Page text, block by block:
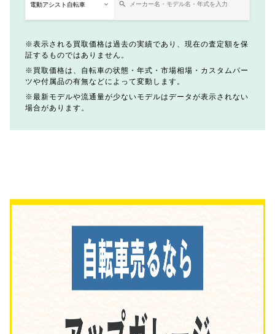
表示される買取価格は過去の実績であり、現在の査定額を保
証するものではありません。
買取価格は、自転車の状態・年式・市場相場・カスタムパー
ツや付属品の有無などによって変動します。
最新モデルや流通量が少ないモデルはデータが表示されない
場合があります。